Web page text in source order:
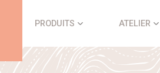
PRODUITS ATELIER